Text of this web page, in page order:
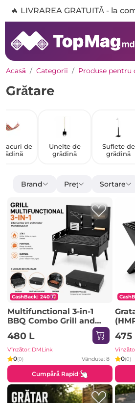
🔥 LIVRAREA GRATUITĂ - la
Acasă Categorii Produse pentru
Grătare
de
Unelte de
grădină
Suflete de
grădină
Brand Preț Sortare
CashBack: 240
Multifunctional 3-in-1
BBQ Combo Grill and
Smoker M3IN1BBQGSM
480 L
Vînzător: DMLink
0(0) Vândute: 8
Cumpără Rapid
475
0(0)